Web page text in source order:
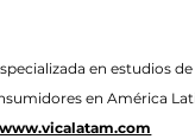
en estudios
en América
www.vicalatam.com